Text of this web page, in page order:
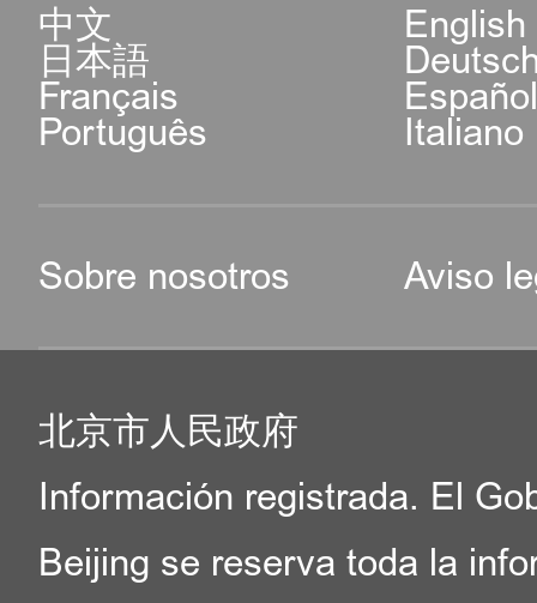
中文 English
日本語
Français
Português Italiano
Sobre nosotros Aviso
北京市人民政府
Información registrada. El
Beijing se reserva toda la